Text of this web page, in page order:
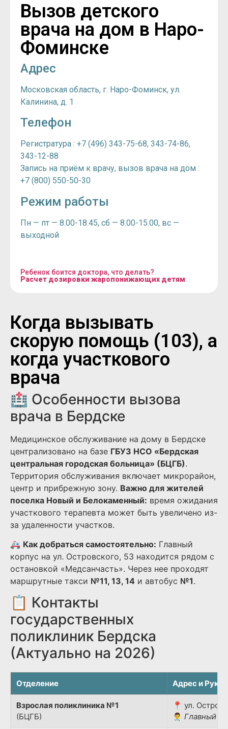
Вызов детского
врача на дом в Наро-
Фоминске
Адрес
Московская область, г. Наро-Фоминск, ул.
Калинина, д. 1
Телефон
Регистратура : +7 (496) 343-75-68, 343-74-86,
343-12-88
Запись на приём к врачу, вызов врача на дом :
+7 (800) 550-50-30
Режим работы
Пн — пт — 8.00-18.45, сб — 8.00-15.00, вс —
выходной
Ребенок боится доктора, что делать?
Расчет дозировки жаропонижающих детям
Когда вызывать
скорую помощь (103), а
когда участкового
врача
🏥 Особенности вызова
врача в Бердске
Медицинское обслуживание на дому в Бердске
централизовано на базе ГБУЗ НСО «Бердская
центральная городская больница» (БЦГБ).
Территория обслуживания включает микрорайон,
центр и прибрежную зону. Важно для жителей
поселка Новый и Белокаменный: время ожидания
участкового терапевта может быть увеличено из-
за удаленности участков.
🚑 Как добраться самостоятельно: Главный
корпус на ул. Островского, 53 находится рядом с
остановкой «Медсанчасть». Через нее проходят
маршрутные такси №11, 13, 14 и автобус №1.
📋 Контакты
государственных
поликлиник Бердска
(Актуально на 2026)
Отделение Адрес и
Взрослая поликлиника №1
(БЦГБ)
📍 ул.
👨‍⚕️ Главный